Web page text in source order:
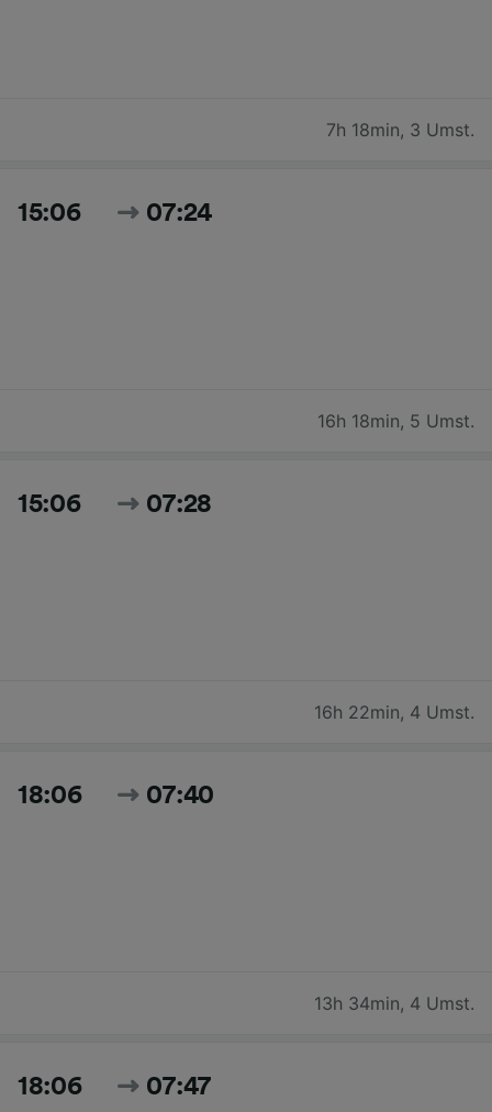
7h 18min, 3 Umst.
15:06 07:24
16h 18min, 5 Umst.
15:06 07:28
16h 22min, 4 Umst.
18:06 07:40
13h 34min, 4 Umst.
18:06 07:47